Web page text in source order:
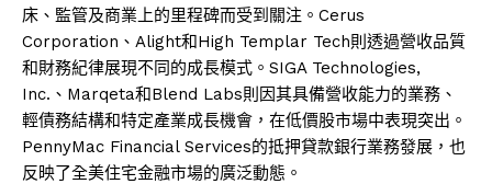
床、監管及商業上的里程碑而受到關注。Cerus
Corporation、Alight和High Templar Tech則透過營收品質
和財務紀律展現不同的成長模式。SIGA Technologies,
Inc.、Marqeta和Blend Labs則因其具備營收能力的業務、
輕債務結構和特定產業成長機會，在低價股市場中表現突出。
PennyMac Financial Services的抵押貸款銀行業務發展，也
反映了全美住宅金融市場的廣泛動態。